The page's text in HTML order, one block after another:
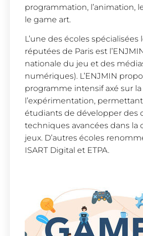
programmation, l’animation,
le game art.
L’une des écoles spécialisées
réputées de Paris est
nationale du jeu et des
numériques). L’ENJMIN
programme intensif axé sur
l’expérimentation,
étudiants de développer des
techniques avancées dans la
jeux. D’autres écoles
ISART Digital et ETPA.